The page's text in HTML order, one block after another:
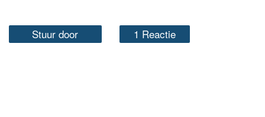
Stuur door 1 Reactie